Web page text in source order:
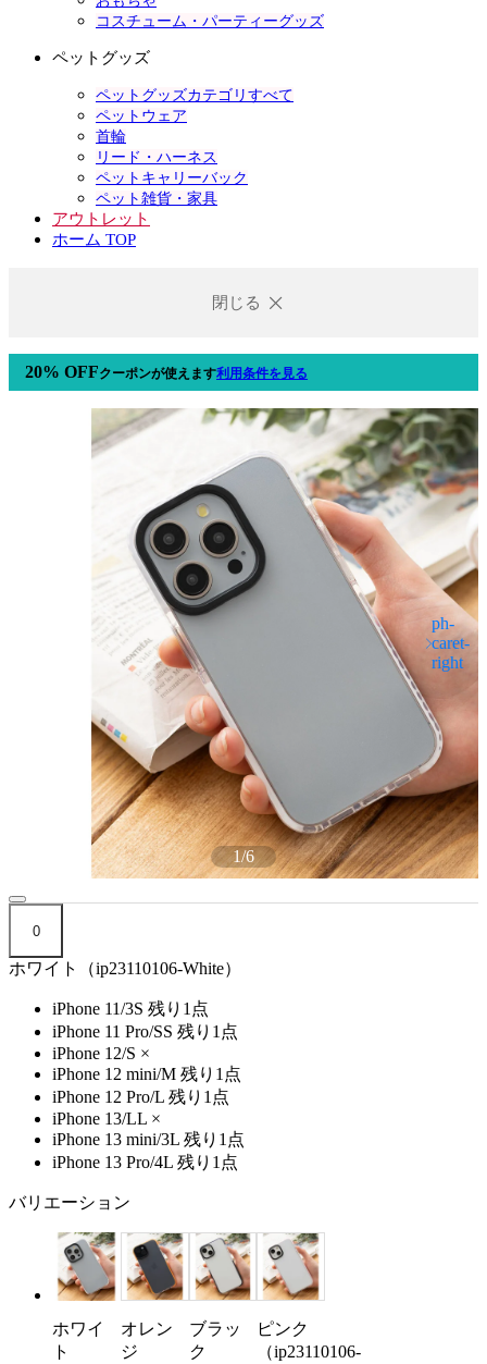
コスチューム・パーティーグッズ
ペットグッズ
ペットグッズカテゴリすべて
ペットウェア
首輪
リード・ハーネス
ペットキャリーバック
ペット雑貨・家具
アウトレット
ホーム TOP
閉じる
20% OFFクーポンが使えます利用条件を見る
1/6
0
ホワイト（ip23110106-White）
iPhone 11/3S 残り1点
iPhone 11 Pro/SS 残り1点
iPhone 12/S ×
iPhone 12 mini/M 残り1点
iPhone 12 Pro/L 残り1点
iPhone 13/LL ×
iPhone 13 mini/3L 残り1点
iPhone 13 Pro/4L 残り1点
バリエーション
ホワイ
ト
オレン
ジ
ブラッ
ク
ピンク
（ip23110106-